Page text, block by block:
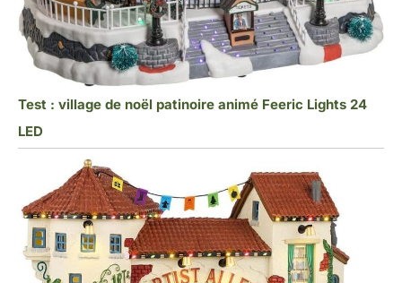
Test : village de noël patinoire animé Feeric Lights 24
LED